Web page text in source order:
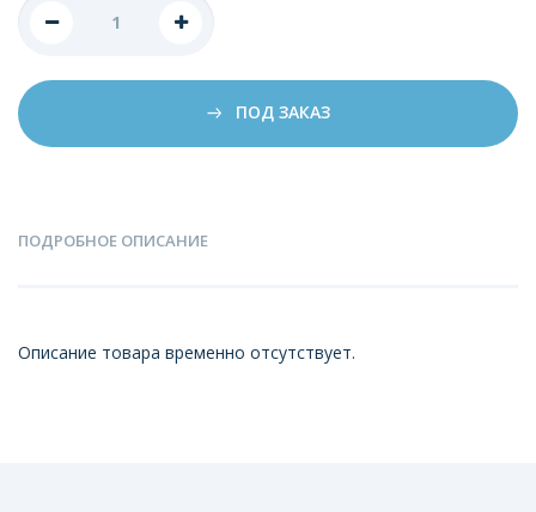
ПОД ЗАКАЗ
ПОДРОБНОЕ ОПИСАНИЕ
Описание товара временно отсутствует.